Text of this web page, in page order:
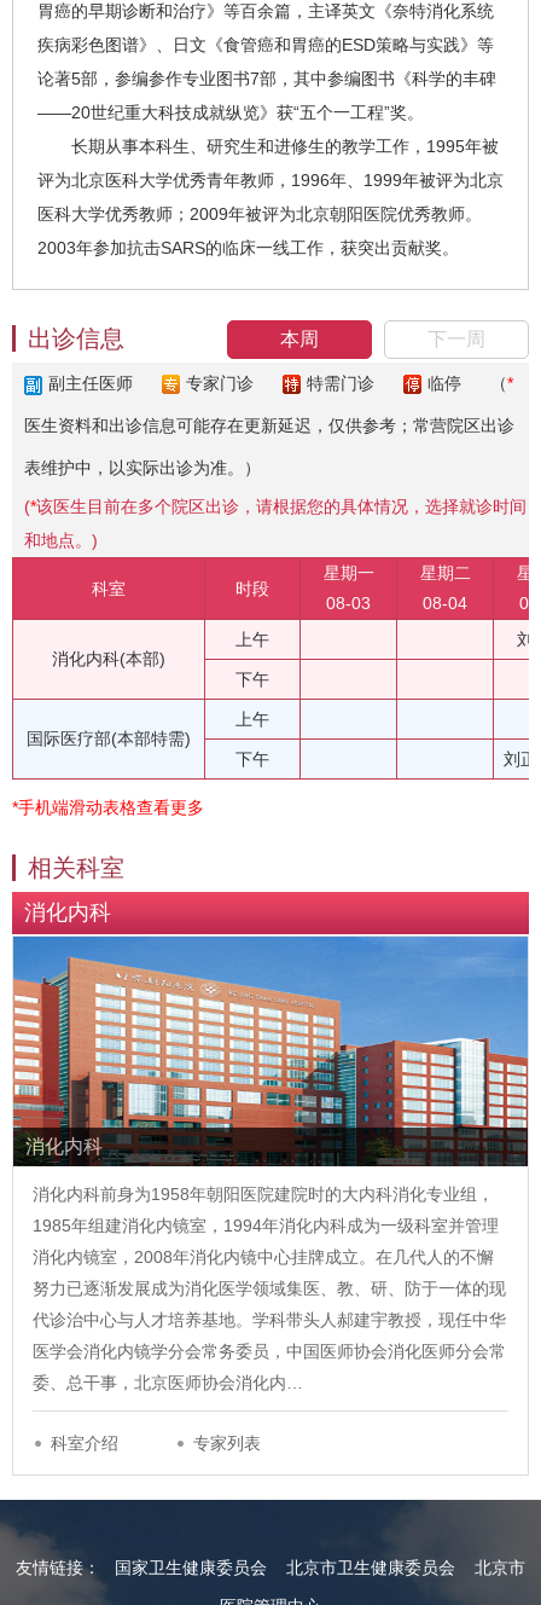
胃癌的早期诊断和治疗》等百余篇，主译英文《奈特消化系统
疾病彩色图谱》、日文《食管癌和胃癌的ESD策略与实践》等
论著5部，参编参作专业图书7部，其中参编图书《科学的丰碑
——20世纪重大科技成就纵览》获“五个一工程”奖。
长期从事本科生、研究生和进修生的教学工作，1995年被
评为北京医科大学优秀青年教师，1996年、1999年被评为北京
医科大学优秀教师；2009年被评为北京朝阳医院优秀教师。
2003年参加抗击SARS的临床一线工作，获突出贡献奖。
本周 下一周
出诊信息
副主任医师 专家门诊 特需门诊 临停 （*
医生资料和出诊信息可能存在更新延迟，仅供参考；常营院区出诊
表维护中，以实际出诊为准。）
(*该医生目前在多个院区出诊，请根据您的具体情况，选择就诊时间
和地点。)
科室 时段
星期一
08-03
星期二
08-04
星
消化内科(本部)
上午 刘
下午
国际医疗部(本部特需)
上午
下午 刘
*手机端滑动表格查看更多
相关科室
消化内科
消化内科
消化内科前身为1958年朝阳医院建院时的大内科消化专业组，
1985年组建消化内镜室，1994年消化内科成为一级科室并管理
消化内镜室，2008年消化内镜中心挂牌成立。在几代人的不懈
努力已逐渐发展成为消化医学领域集医、教、研、防于一体的现
代诊治中心与人才培养基地。学科带头人郝建宇教授，现任中华
医学会消化内镜学分会常务委员，中国医师协会消化医师分会常
委、总干事，北京医师协会消化内…
科室介绍 专家列表
友情链接： 国家卫生健康委员会 北京市卫生健康委员会
北京市